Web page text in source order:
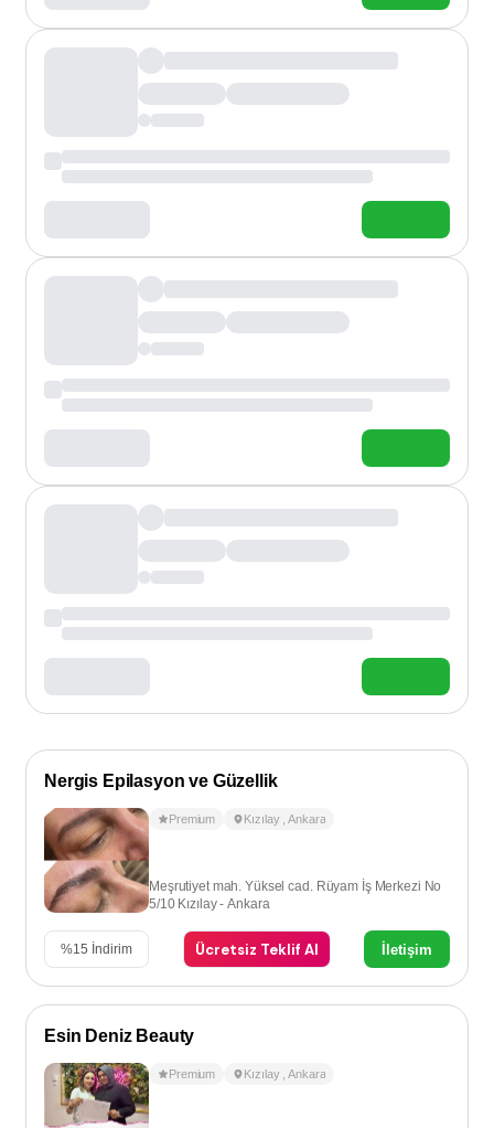
Nergis Epilasyon ve Güzellik
Premium Kızılay ,Ankara
Meşrutiyet mah. Yüksel cad. Rüyam İş Merkezi No
5/10 Kızılay - Ankara
%15 İndirim Ücretsiz Teklif Al İletişim
Esin Deniz Beauty
Premium Kızılay ,Ankara